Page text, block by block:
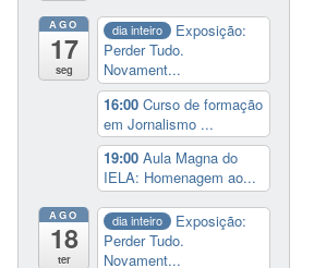
AGO
17
seg
dia inteiro
Exposição:
Perder Tudo.
Novament...
16:00Curso de formação
em Jornalismo ...
19:00Aula Magna do
IELA: Homenagem ao...
AGO
18
ter
dia inteiro
Exposição:
Perder Tudo.
Novament...